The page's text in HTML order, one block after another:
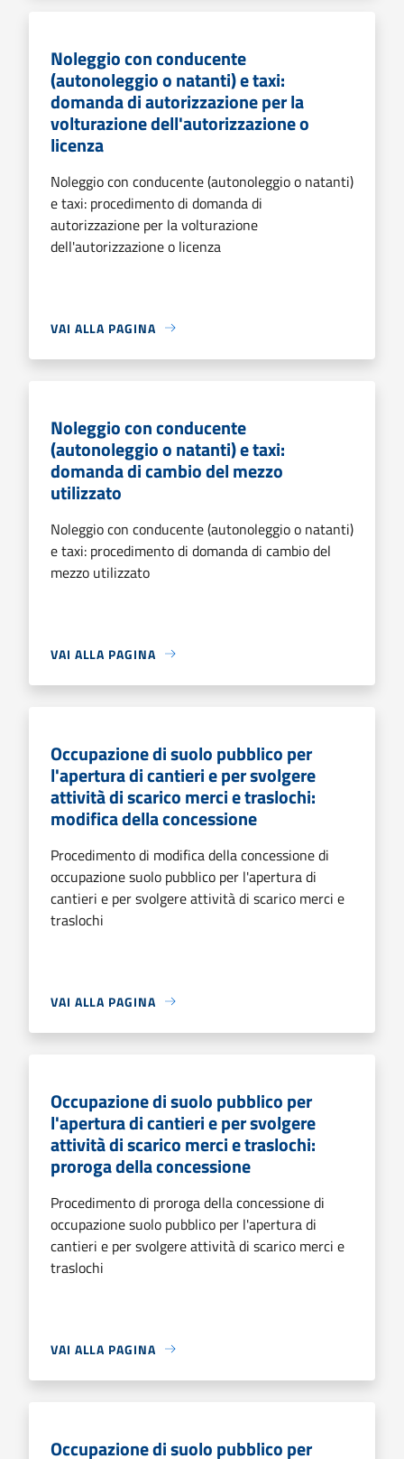
Noleggio con conducente
(autonoleggio o natanti) e taxi:
domanda di autorizzazione per la
volturazione dell'autorizzazione o
licenza
Noleggio con conducente (autonoleggio o natanti)
e taxi: procedimento di domanda di
autorizzazione per la volturazione
dell'autorizzazione o licenza
VAI ALLA PAGINA
Noleggio con conducente
(autonoleggio o natanti) e taxi:
domanda di cambio del mezzo
utilizzato
Noleggio con conducente (autonoleggio o natanti)
e taxi: procedimento di domanda di cambio del
mezzo utilizzato
VAI ALLA PAGINA
Occupazione di suolo pubblico per
l'apertura di cantieri e per svolgere
attività di scarico merci e traslochi:
modifica della concessione
Procedimento di modifica della concessione di
occupazione suolo pubblico per l'apertura di
cantieri e per svolgere attività di scarico merci e
traslochi
VAI ALLA PAGINA
Occupazione di suolo pubblico per
l'apertura di cantieri e per svolgere
attività di scarico merci e traslochi:
proroga della concessione
Procedimento di proroga della concessione di
occupazione suolo pubblico per l'apertura di
cantieri e per svolgere attività di scarico merci e
traslochi
VAI ALLA PAGINA
Occupazione di suolo pubblico per